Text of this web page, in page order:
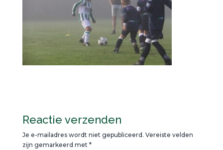
Reactie verzenden
Je e-mailadres wordt niet gepubliceerd. Vereiste velden
zijn gemarkeerd met *